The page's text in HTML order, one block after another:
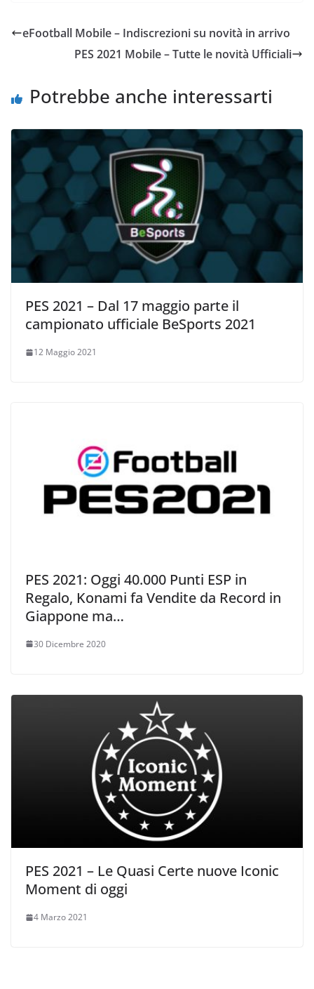
e
o
er di
vi
eFootball Mobile – Indiscrezioni su novità in arrivo
PES 2021 Mobile – Tutte le novità Ufficiali
Potrebbe anche interessarti
PES 2021 – Dal 17 maggio parte il
campionato ufficiale BeSports 2021
12 Maggio 2021
PES 2021: Oggi 40.000 Punti ESP in
Regalo, Konami fa Vendite da Record in
Giappone ma…
30 Dicembre 2020
PES 2021 – Le Quasi Certe nuove Iconic
Moment di oggi
4 Marzo 2021